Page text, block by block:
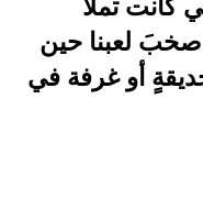
كانت تملأُ
صخبَ لعبنا حين
أو غرفة في